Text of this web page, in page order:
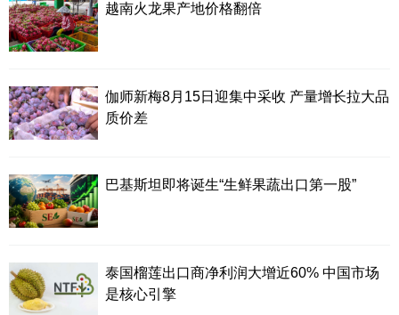
越南火龙果产地价格翻倍
伽师新梅8月15日迎集中采收 产量增长拉大品
质价差
巴基斯坦即将诞生“生鲜果蔬出口第一股”
泰国榴莲出口商净利润大增近60% 中国市场
是核心引擎